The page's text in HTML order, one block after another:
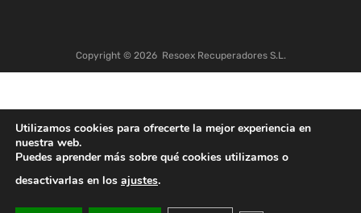
Copyright © 2026 Resoex Recuperadores S.L.
Utilizamos cookies para ofrecerte la mejor experiencia en
nuestra web.
Puedes aprender más sobre qué cookies utilizamos o
desactivarlas en los ajustes.